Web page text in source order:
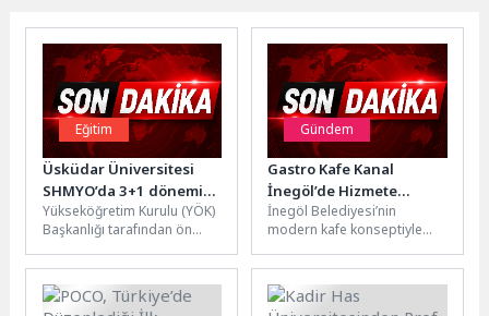
Eğitim
Üsküdar Üniversitesi
SHMYO’da 3+1 dönemi
başlıyor!
Yükseköğretim Kurulu (YÖK)
Başkanlığı tarafından ön
hayata geçirilen 3+1
İşletmede Mesleki Eğitim...
Gündem
Gastro Kafe Kanal
İnegöl’de Hizmete
Başladı
İnegöl Belediyesi’nin
modern kafe konseptiyle
Gastro Kafe’nin yeni şubesi
Mesudiye Mahallesi’nde...